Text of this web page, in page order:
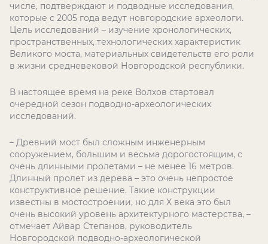
числе, подтверждают и подводные исследования,
которые с 2005 года ведут новгородские археологи.
Цель исследований – изучение хронологических,
пространственных, технологических характеристик
Великого моста, материальных свидетельств его роли
в жизни средневековой Новгородской республики.
В настоящее время на реке Волхов стартовал
очередной сезон подводно-археологических
исследований.
– Древний мост был сложным инженерным
сооружением, большим и весьма дорогостоящим, с
очень длинными пролетами – не менее 16 метров.
Длинный пролет из дерева – это очень непростое
конструктивное решение. Такие конструкции
известны в мостостроении, но для X века это был
очень высокий уровень архитектурного мастерства, –
отмечает Айвар Степанов, руководитель
Новгородской подводно-археологической